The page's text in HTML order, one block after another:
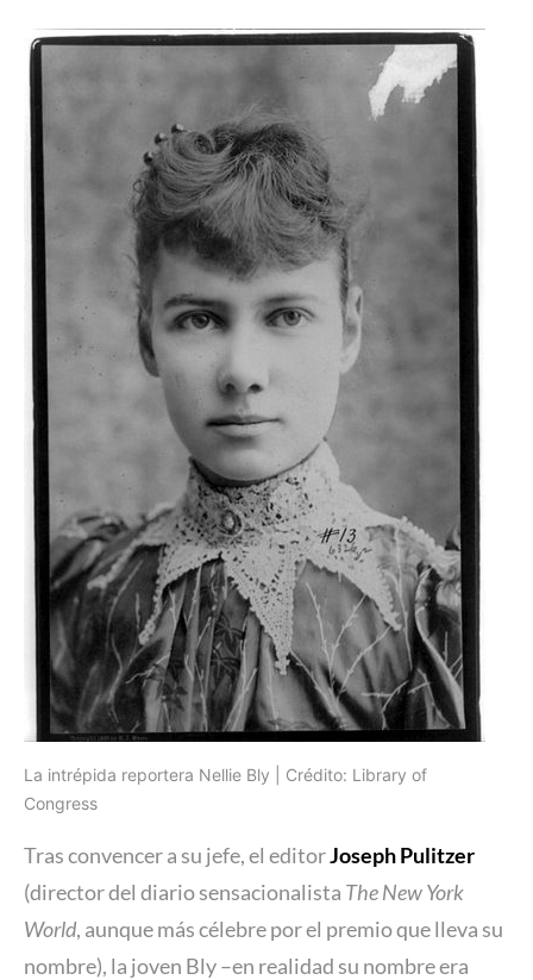
La intrépida reportera Nellie Bly | Crédito: Library of
Congress
Tras convencer a su jefe, el editorJoseph Pulitzer
(director del diario sensacionalista The New York
World, aunque más célebre por el premio que lleva su
nombre), la joven Bly –en realidad su nombre era